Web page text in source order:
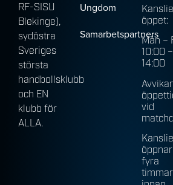
RF-SISU
Blekinge),
sydöstra
Sveriges
största
handbollsklubb
och EN
klubb för
ALLA.
Ungdom
Samarbetspartners
öppet:
Mån –
10:00 –
14:00
vid
öppnar
fyra
timmar